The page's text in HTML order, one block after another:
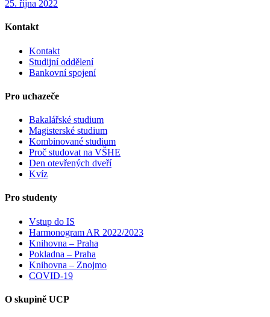
25. října 2022
Kontakt
Kontakt
Studijní oddělení
Bankovní spojení
Pro uchazeče
Bakalářské studium
Magisterské studium
Kombinované studium
Proč studovat na VŠHE
Den otevřených dveří
Kvíz
Pro studenty
Vstup do IS
Harmonogram AR 2022/2023
Knihovna – Praha
Pokladna – Praha
Knihovna – Znojmo
COVID-19
O skupině UCP